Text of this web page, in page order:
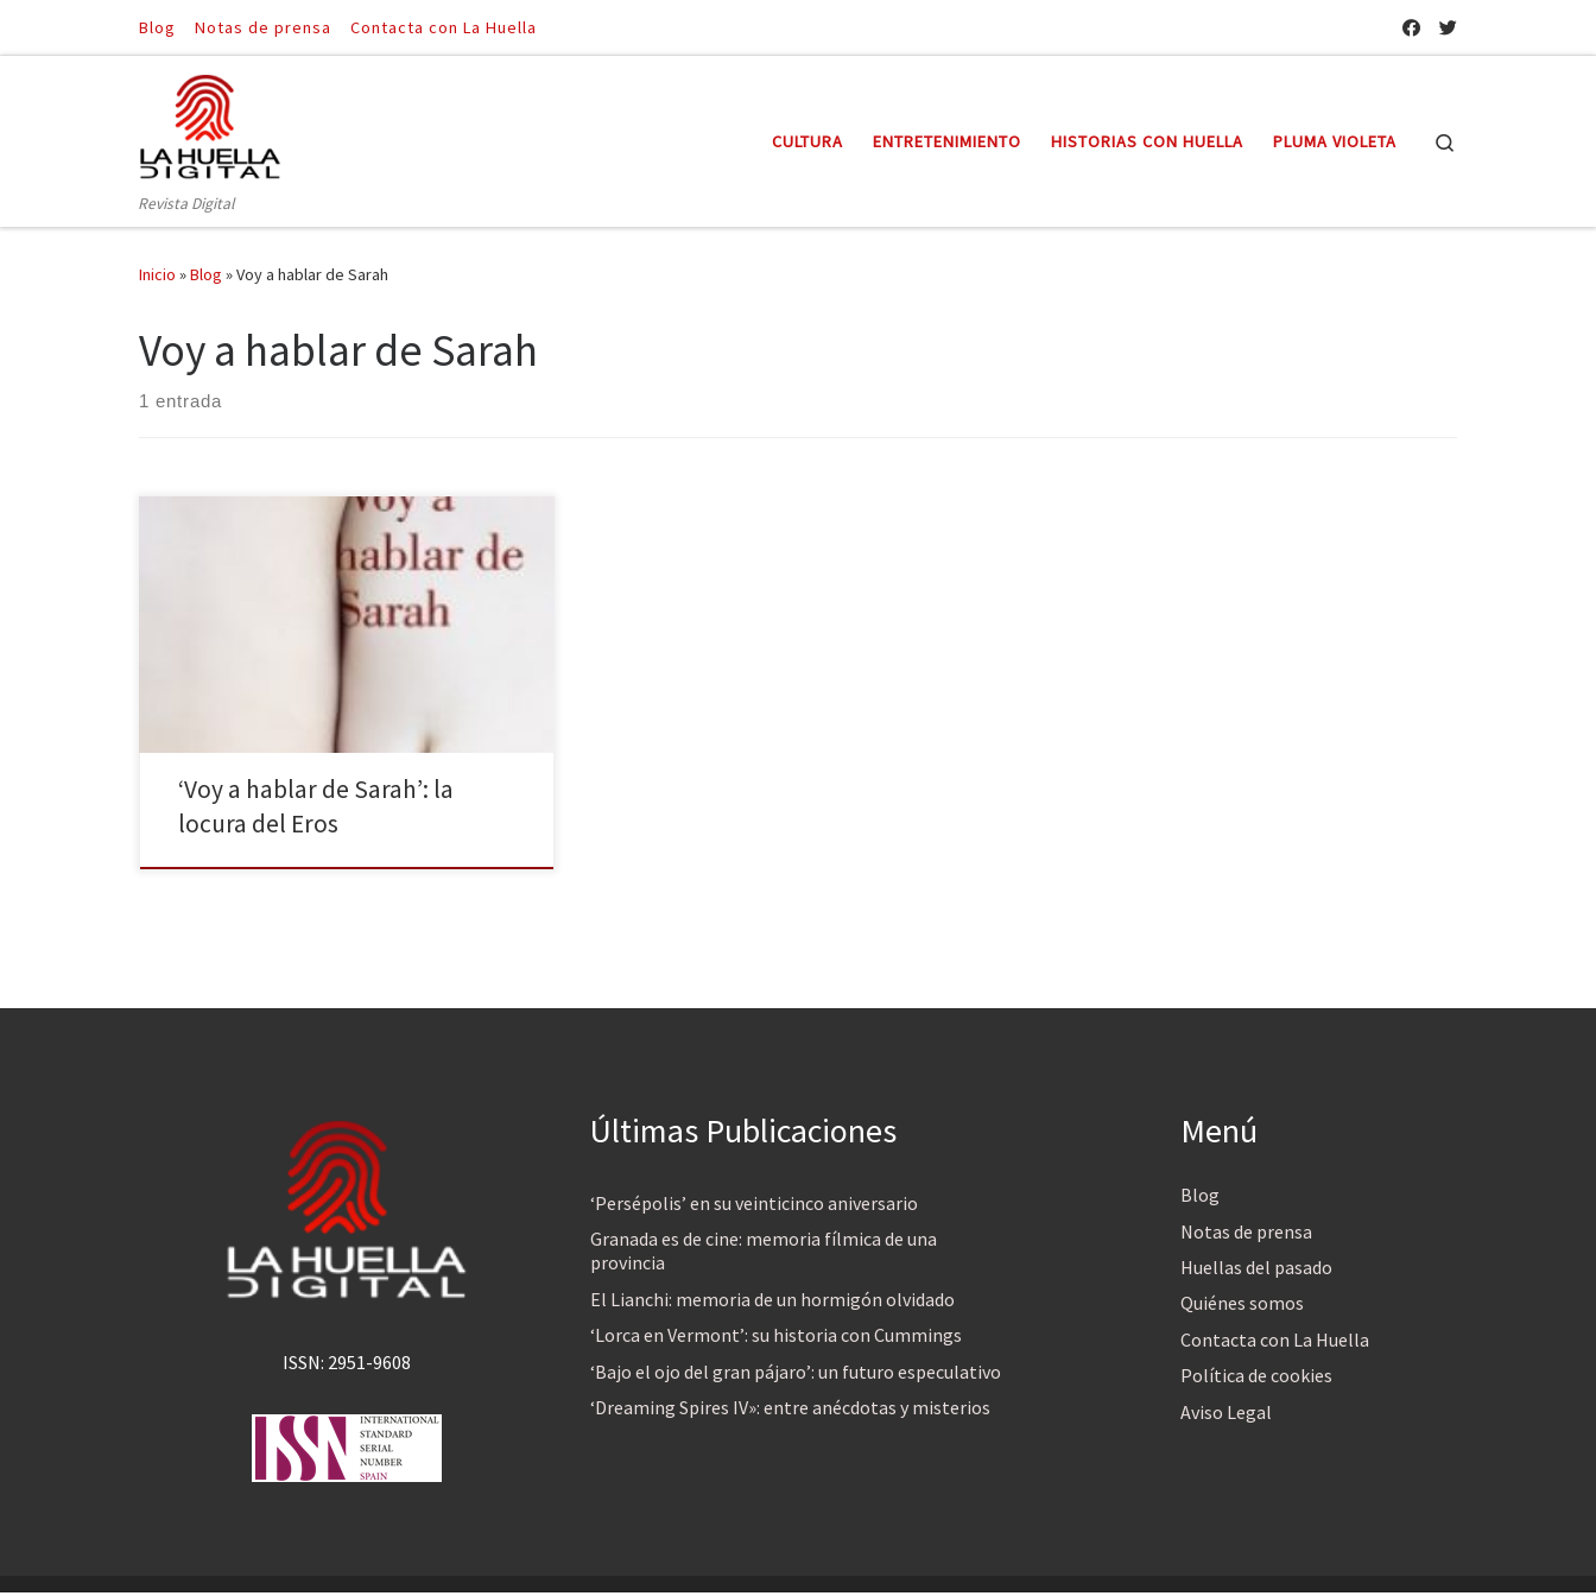
Saltar al contenido
Blog Notas de prensa Contacta con La Huella
Revista Digital
CULTURA ENTRETENIMIENTO HISTORIAS CON HUELLA PLUMA VIOLETA
Inicio »Blog »Voy a hablar de Sarah
Voy a hablar de Sarah
1 entrada
Lumen publica un libro que ha conquistado tanto al
público como a la crítica: Voy a hablar de Sarah de
Pauline Delabroy-Allard. Una obra sobre dos mujeres
que irrumpen cada una en la existencia de la otra para
romperla, despiezarla y volverla a unir. La sensibilidad
‘Voy a hablar de Sarah’: la
locura del Eros
ISSN: 2951-9608
Últimas Publicaciones
‘Persépolis’ en su veinticinco aniversario
Granada es de cine: memoria fílmica de una
provincia
El Lianchi: memoria de un hormigón olvidado
‘Lorca en Vermont’: su historia con Cummings
‘Bajo el ojo del gran pájaro’: un futuro especulativo
‘Dreaming Spires IV»: entre anécdotas y misterios
Menú
Blog
Notas de prensa
Huellas del pasado
Quiénes somos
Contacta con La Huella
Política de cookies
Aviso Legal